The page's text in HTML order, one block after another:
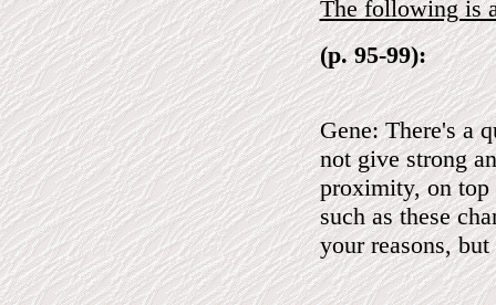
The following is
(p. 95-99):
Gene: There's a
not give strong
proximity, on top
such as these
your reasons,